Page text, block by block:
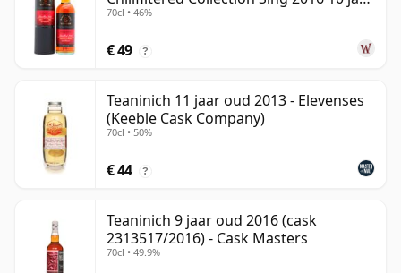
oud
70cl • 46%
€ 49 ?
Teaninich 11 jaar oud 2013 - Elevenses
(Keeble Cask Company)
70cl • 50%
€ 44 ?
Teaninich 9 jaar oud 2016 (cask
2313517/2016) - Cask Masters
70cl • 49.9%